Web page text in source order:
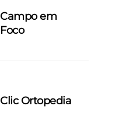
Campo em
Foco
Clic Ortopedia